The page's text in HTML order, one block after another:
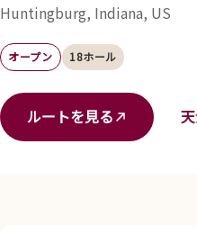
Huntingburg, Indiana, US
オープン 18ホール
ルートを見る